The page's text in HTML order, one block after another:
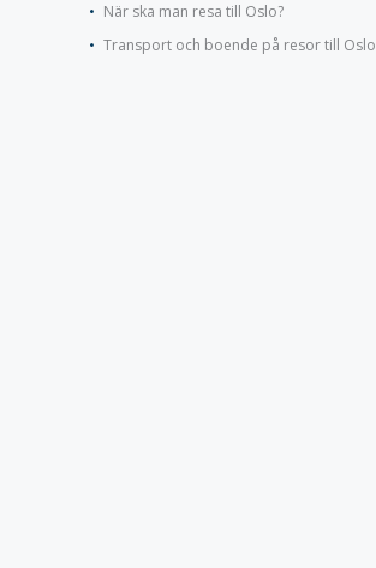
När ska man resa till Oslo?
Transport och boende på resor till Oslo